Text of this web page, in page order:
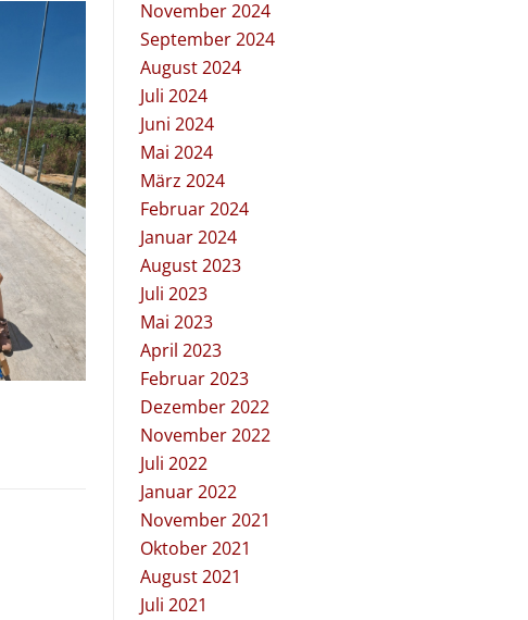
November 2024
September 2024
August 2024
Juli 2024
Juni 2024
Mai 2024
März 2024
Februar 2024
Januar 2024
August 2023
Juli 2023
Mai 2023
April 2023
Februar 2023
Dezember 2022
November 2022
Juli 2022
Januar 2022
November 2021
Oktober 2021
August 2021
Juli 2021